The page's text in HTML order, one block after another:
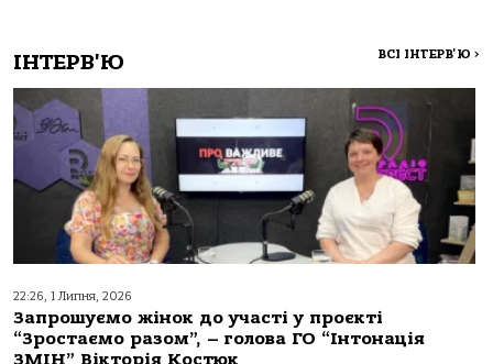
ІНТЕРВ'Ю ВСІ ІНТЕРВ'Ю >
22:26, 1 Липня, 2026
Запрошуємо жінок до участі у проєкті
“Зростаємо разом”, – голова ГО “Інтонація
ЗМІН” Вікторія Костюк